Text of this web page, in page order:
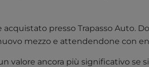
presso Trapasso Auto.
mezzo e attendendone con
valore ancora più significativo